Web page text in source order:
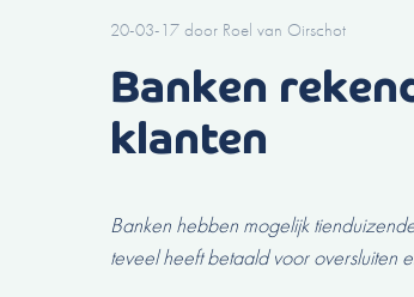
20-03-17 door Roel van Oirschot
Banken
klanten
Banken hebben mogelijk
teveel heeft betaald voor oversluiten